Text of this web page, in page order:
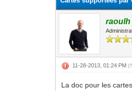
raoulh
11-28-2013, 01:24 PM
La doc pour les